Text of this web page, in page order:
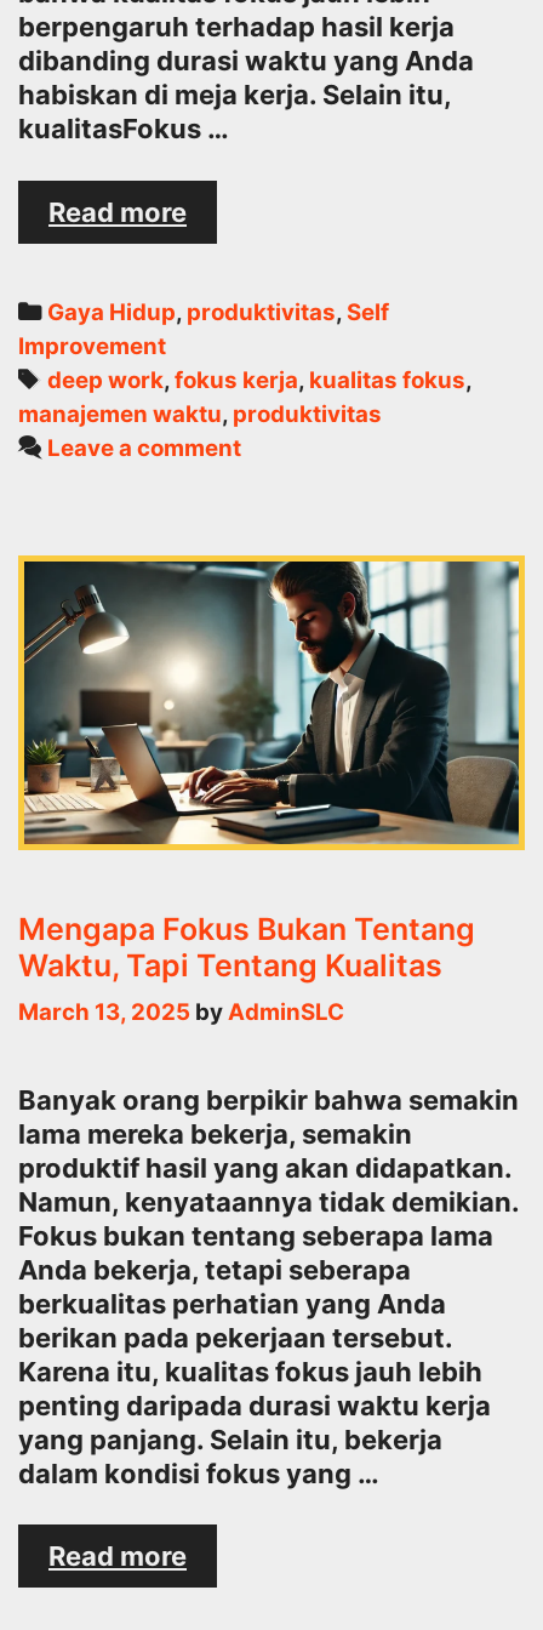
berpengaruh terhadap hasil kerja
dibanding durasi waktu yang Anda
habiskan di meja kerja. Selain itu,
kualitasFokus …
Read moreMengapa
Fokus
Soal
Bukan
Sekadar
Waktu
Categories
Gaya Hidup, produktivitas, Self
Improvement
Tags
deep work,fokus kerja, kualitas fokus,
manajemen waktu, produktivitas
Leave a comment
Mengapa Fokus Bukan Tentang
Waktu, Tapi Tentang Kualitas
March 13, 2025 byAdminSLC
Banyak orang berpikir bahwa semakin
lama mereka bekerja, semakin
produktif hasil yang akan didapatkan.
Namun, kenyataannya tidak demikian.
Fokus bukan tentang seberapa lama
Anda bekerja, tetapi seberapa
berkualitas perhatian yang Anda
berikan pada pekerjaan tersebut.
Karena itu, kualitas fokus jauh lebih
penting daripada durasi waktu kerja
yang panjang. Selain itu, bekerja
dalam kondisi fokus yang …
Read moreMengapa
Fokus